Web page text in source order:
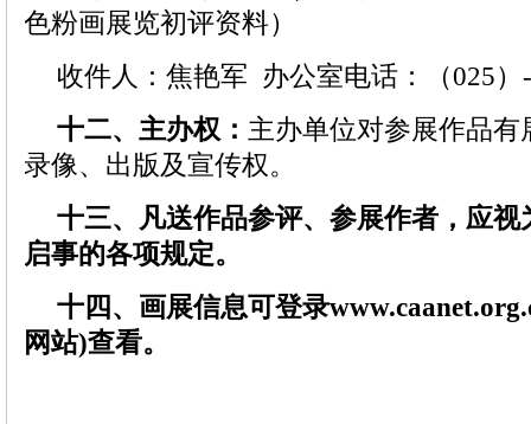
色粉画展览初评资料）
收件人：焦艳军 办公室电话：（025）
十二、主办权： 主办单位对参展作品
录像、出版及宣传权。
十三、凡送作品参评、参展作者，应
启事的各项规定。
十四、画展信息可登录
网站)查看。